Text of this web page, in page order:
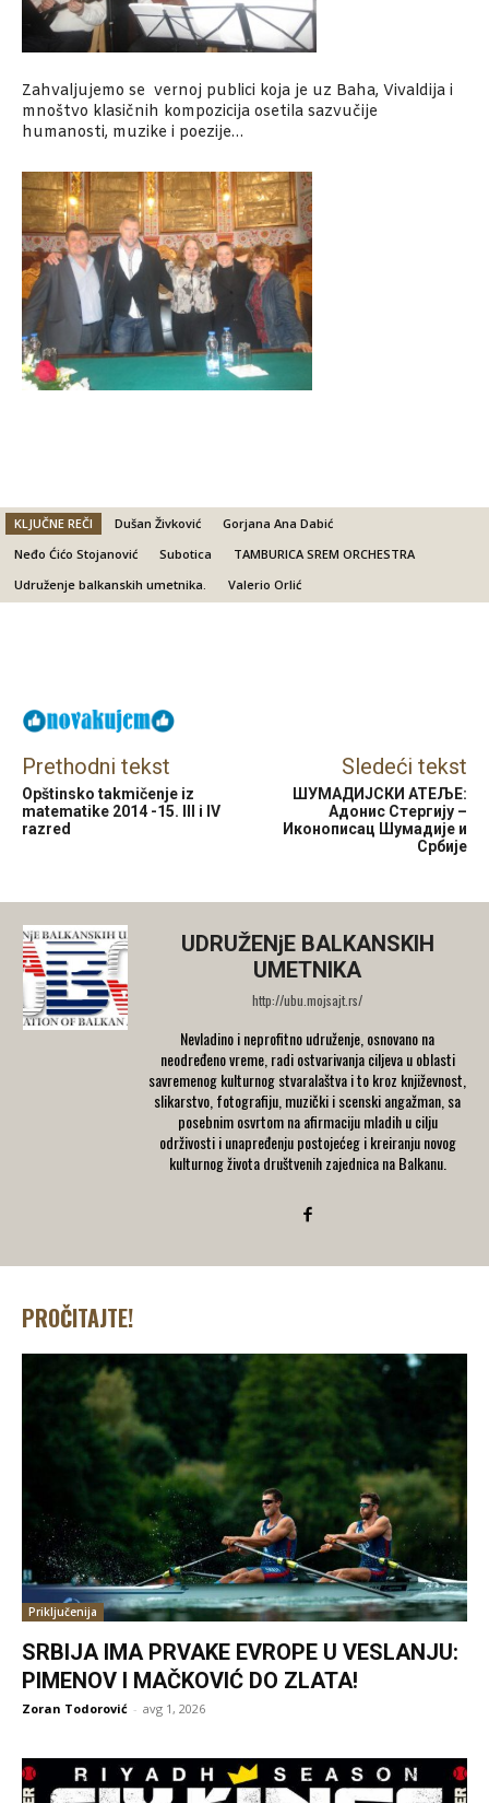
Zahvaljujemo se vernoj publici koja je uz Baha, Vivaldija i
mnoštvo klasičnih kompozicija osetila sazvučije
humanosti, muzike i poezije…
KLJUČNE REČI Dušan Živković
Gorjana Ana Dabić
Neđo Ćićo Stojanović
Subotica
TAMBURICA SREM ORCHESTRA
Udruženje balkanskih umetnika.
Valerio Orlić
Prethodni tekst
Opštinsko takmičenje iz
matematike 2014 -15. III i IV
razred
Sledeći tekst
ШУМАДИЈСКИ АТЕЉЕ:
Адонис Стергију –
Иконописац Шумадије и
Србије
UDRUŽENjE BALKANSKIH
UMETNIKA
http://ubu.mojsajt.rs/
Nevladino i neprofitno udruženje, osnovano na
neodređeno vreme, radi ostvarivanja ciljeva u oblasti
savremenog kulturnog stvaralaštva i to kroz književnost,
slikarstvo, fotografiju, muzički i scenski angažman, sa
posebnim osvrtom na afirmaciju mladih u cilju
održivosti i unapređenju postojećeg i kreiranju novog
kulturnog života društvenih zajednica na Balkanu.
PROČITAJTE!
Priključenija
SRBIJA IMA PRVAKE EVROPE U VESLANJU:
PIMENOV I MAČKOVIĆ DO ZLATA!
Zoran Todorović - avg 1, 2026